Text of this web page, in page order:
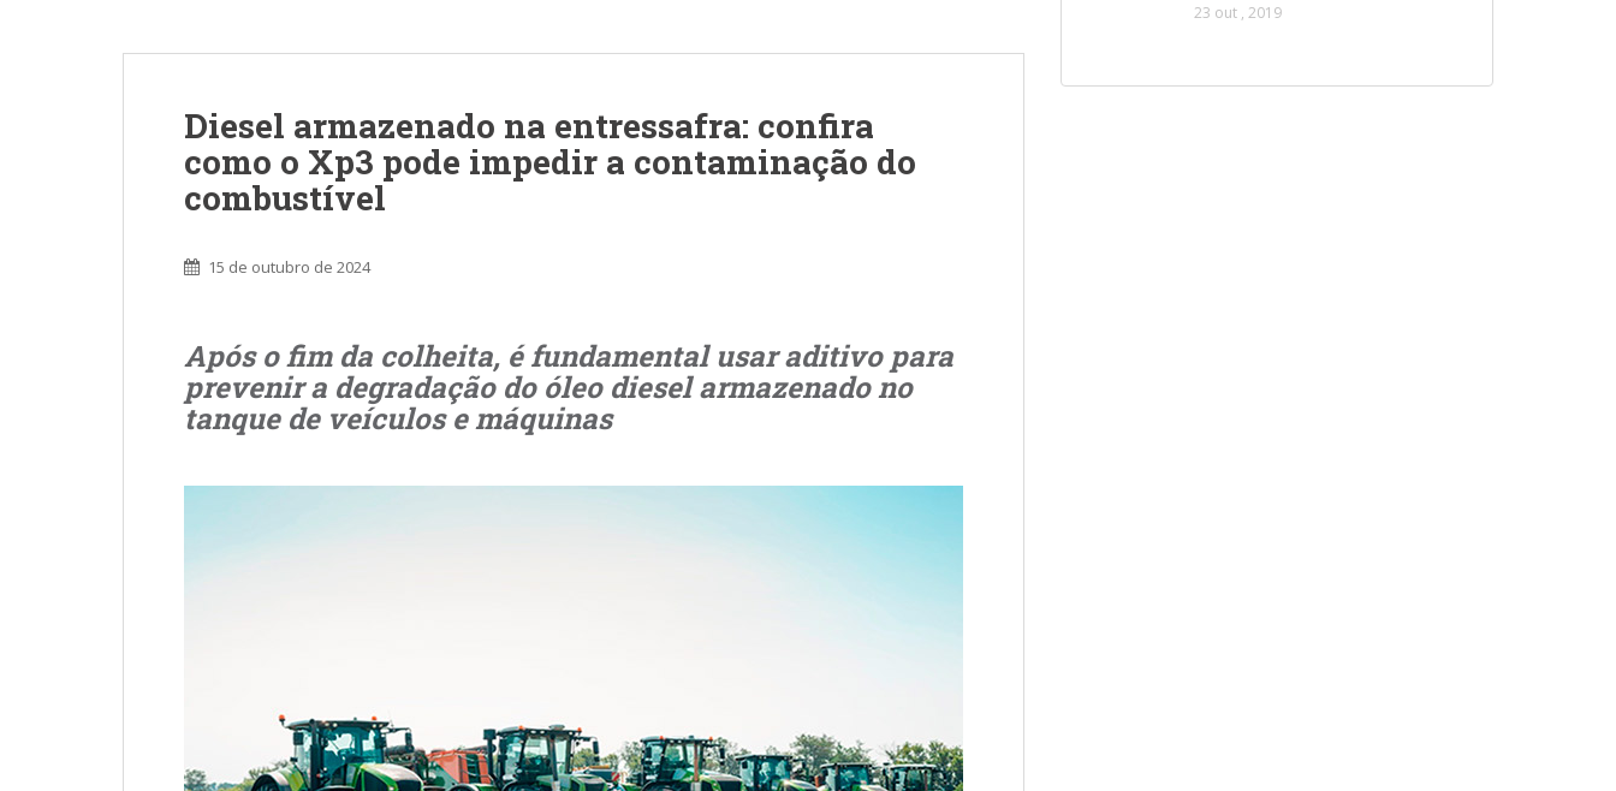
Diesel armazenado na entressafra: confira
como o Xp3 pode impedir a contaminação do
combustível
15 de outubro de 2024
Após o fim da colheita, é fundamental usar aditivo para
prevenir a degradação do óleo diesel armazenado no
tanque de veículos e máquinas
23 out , 2019